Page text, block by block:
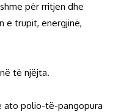
për rritjen dhe
e trupit, energjinë,
të njëjta.
ato polio-të-pangopura